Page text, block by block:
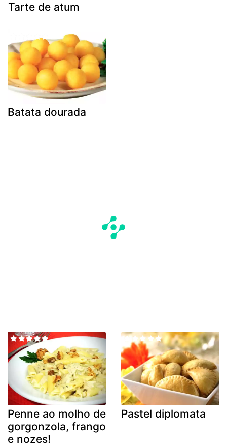
Tarte de atum
Batata dourada
Penne ao molho de
gorgonzola, frango
e nozes!
Pastel diplomata